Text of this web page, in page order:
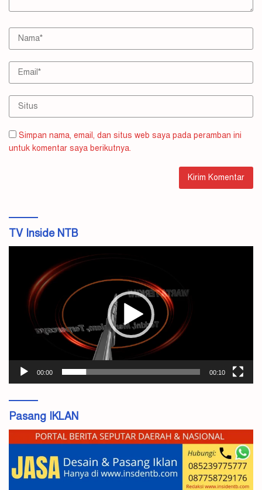
Simpan nama, email, dan situs web saya pada peramban ini
untuk komentar saya berikutnya.
TV Inside NTB
00:00 00:10
Pasang IKLAN